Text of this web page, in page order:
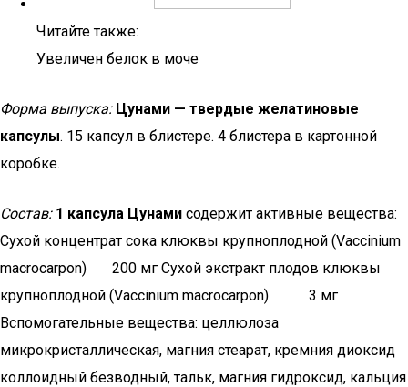
Читайте также:
Увеличен белок в моче
Форма выпуска: Цунами — твердые желатиновые
капсулы. 15 капсул в блистере. 4 блистера в картонной
коробке.
Состав: 1 капсула Цунами содержит активные вещества:
Сухой концентрат сока клюквы крупноплодной (Vaccinium
macrocarpon) 200 мг Сухой экстракт плодов клюквы
крупноплодной (Vaccinium macrocarpon) 3 мг
Вспомогательные вещества: целлюлоза
микрокристаллическая, магния стеарат, кремния диоксид
коллоидный безводный, тальк, магния гидроксид, кальция